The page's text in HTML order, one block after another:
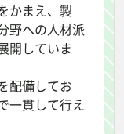
かまえ、製
野への人材派
開していま
配備してお
一貫して行え